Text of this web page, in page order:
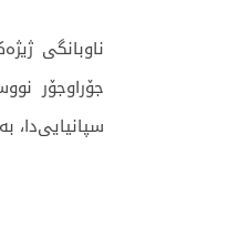
ناوبانگی
جۆراوجۆر
سپانیایی‌دا،